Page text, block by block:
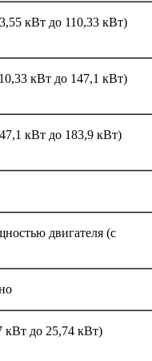
кВт до 110,33 кВт)
кВт до 147,1 кВт)
кВт до 183,9 кВт)
двигателя (с
кВт до 25,74 кВт)